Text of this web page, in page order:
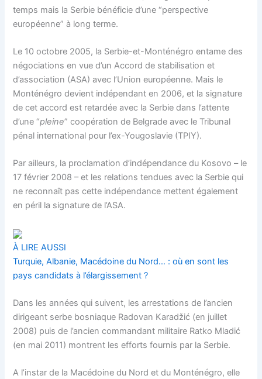
temps mais la Serbie bénéficie d’une “perspective
européenne” à long terme.
Le 10 octobre 2005, la Serbie-et-Monténégro entame des
négociations en vue d’un Accord de stabilisation et
d’association (ASA) avec l’Union européenne. Mais le
Monténégro devient indépendant en 2006, et la signature
de cet accord est retardée avec la Serbie dans l’attente
d’une “pleine” coopération de Belgrade avec le Tribunal
pénal international pour l’ex-Yougoslavie (TPIY).
Par ailleurs, la proclamation d’indépendance du Kosovo – le
17 février 2008 – et les relations tendues avec la Serbie qui
ne reconnaît pas cette indépendance mettent également
en péril la signature de l’ASA.
À LIRE AUSSI
Turquie, Albanie, Macédoine du Nord… : où en sont les
pays candidats à l’élargissement ?
Dans les années qui suivent, les arrestations de l’ancien
dirigeant serbe bosniaque Radovan Karadžić (en juillet
2008) puis de l’ancien commandant militaire Ratko Mladić
(en mai 2011) montrent les efforts fournis par la Serbie.
A l’instar de la Macédoine du Nord et du Monténégro, elle